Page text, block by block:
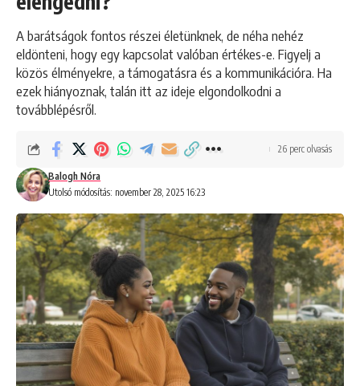
A barátságok fontos részei életünknek, de néha nehéz
eldönteni, hogy egy kapcsolat valóban értékes-e. Figyelj a
közös élményekre, a támogatásra és a kommunikációra. Ha
ezek hiányoznak, talán itt az ideje elgondolkodni a
továbblépésről.
Utolsó módosítás: november 28, 2025 16:23
Balogh Nóra
26 perc olvasás